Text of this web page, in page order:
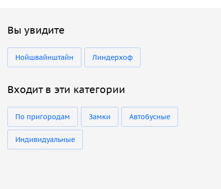
Вы увидите
Нойшвайнштайн Линдерхоф
Входит в эти категории
По пригородам Замки Автобусные
Индивидуальные